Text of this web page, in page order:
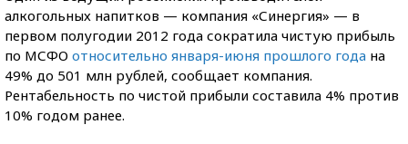
алкогольных напитков — компания «Синергия» — в
первом полугодии 2012 года сократила чистую прибыль
по МСФО относительно января-июня прошлого года на
49% до 501 млн рублей, сообщает компания.
Рентабельность по чистой прибыли составила 4% против
10% годом ранее.